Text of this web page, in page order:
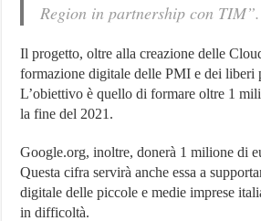
Region in partnership con TIM”.
Il progetto, oltre alla creazione delle
formazione digitale delle PMI e dei liberi
L’obiettivo è quello di formare oltre 1
la fine del 2021.
Google.org, inoltre, donerà 1 milione di
Questa cifra servirà anche essa a
digitale delle piccole e medie imprese
in difficoltà.